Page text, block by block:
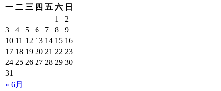
一 二 三 四 五 六 日
« 6月
1
2
3
4 5 6 7 8
9
10 11 12 13 14 15 16
17 18 19 20 21 22 23
24 25 26 27 28 29 30
31